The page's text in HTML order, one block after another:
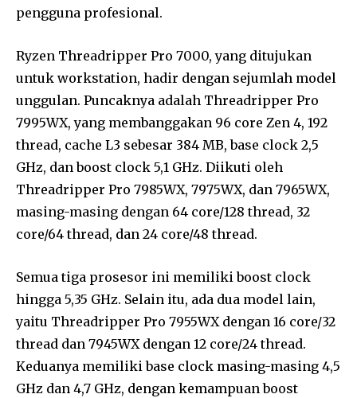
pengguna profesional.
Ryzen Threadripper Pro 7000, yang ditujukan
untuk workstation, hadir dengan sejumlah model
unggulan. Puncaknya adalah Threadripper Pro
7995WX, yang membanggakan 96 core Zen 4, 192
thread, cache L3 sebesar 384 MB, base clock 2,5
GHz, dan boost clock 5,1 GHz. Diikuti oleh
Threadripper Pro 7985WX, 7975WX, dan 7965WX,
masing-masing dengan 64 core/128 thread, 32
core/64 thread, dan 24 core/48 thread.
Semua tiga prosesor ini memiliki boost clock
hingga 5,35 GHz. Selain itu, ada dua model lain,
yaitu Threadripper Pro 7955WX dengan 16 core/32
thread dan 7945WX dengan 12 core/24 thread.
Keduanya memiliki base clock masing-masing 4,5
GHz dan 4,7 GHz, dengan kemampuan boost